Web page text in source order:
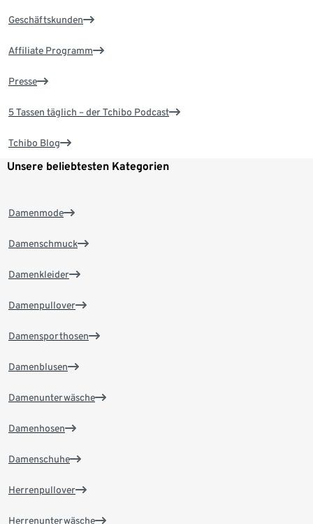
Geschäftskunden
Affiliate Programm
Presse
5 Tassen täglich – der Tchibo Podcast
Tchibo Blog
Unsere beliebtesten Kategorien
Damenmode
Damenschmuck
Damenkleider
Damenpullover
Damensporthosen
Damenblusen
Damenunterwäsche
Damenhosen
Damenschuhe
Herrenpullover
Herrenunterwäsche